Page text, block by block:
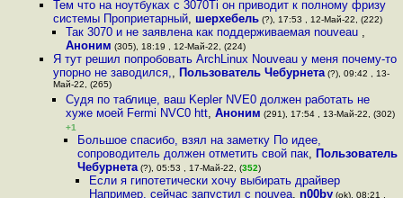
Тем что на ноутбуках с 3070Ti он приводит к полному фризу
системы Проприетарный, шерхебель (?), 17:53 , 12-Май-22, (222)
Так 3070 и не заявлена как поддерживаемая nouveau ,
Аноним (305), 18:19 , 12-Май-22, (224)
Я тут решил попробовать ArchLinux Nouveau у меня почему-то
упорно не заводился,, Пользователь Чебурнета (?), 09:42 , 13-
Май-22, (265)
Судя по таблице, ваш Kepler NVE0 должен работать не
хуже моей Fermi NVC0 htt, Аноним (291), 17:54 , 13-Май-22, (302)
+1
Большое спасибо, взял на заметку По идее,
сопроводитель должен отметить свой пак, Пользователь
Чебурнета(?), 05:53 , 17-Май-22, (352)
Если я гипотетически хочу выбирать драйвер
Например, сейчас запустил с nouvea,n00by (ok), 08:21 ,